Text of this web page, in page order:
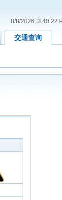
8/8/2026, 3:40:23
交通查询